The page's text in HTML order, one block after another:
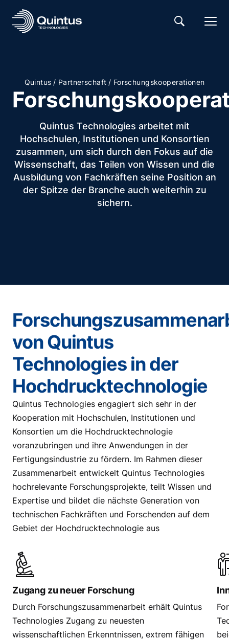
Quintus / Partnerschaft / Forschungskooperationen
Quintus Technologies arbeitet mit
Hochschulen, Institutionen und Konsortien
zusammen, um sich durch den Fokus auf die
Wissenschaft, das Teilen von Wissen und die
Ausbildung von Fachkräften seine Position an
der Spitze der Branche auch weiterhin zu
sichern.
von Quintus
Technologies in der
Hochdrucktechnologie
Quintus Technologies engagiert sich sehr in der
Kooperation mit Hochschulen, Institutionen und
Konsortien um die Hochdrucktechnologie
voranzubringen und ihre Anwendungen in der
Fertigungsindustrie zu fördern. Im Rahmen dieser
Zusammenarbeit entwickelt Quintus Technologies
hochrelevante Forschungsprojekte, teilt Wissen und
Expertise und bildet die nächste Generation von
technischen Fachkräften und Forschenden auf dem
Gebiet der Hochdrucktechnologie aus
Zugang zu neuer Forschung
Durch Forschungszusammenarbeit erhält Quintus
Technologies Zugang zu neuesten
wissenschaftlichen Erkenntnissen, extrem fähigen